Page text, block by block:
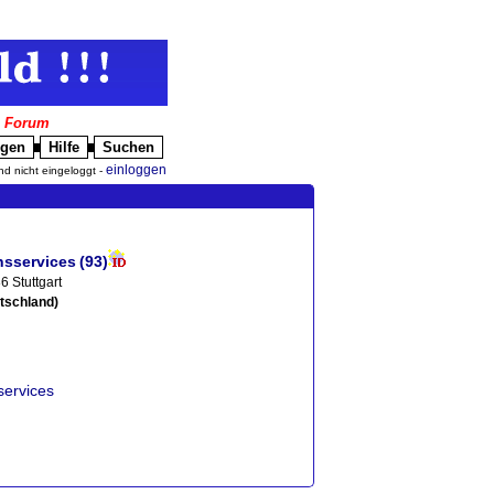
Forum
Hilfe Suchen
nicht eingeloggt - einloggen
(93)
Stuttgart